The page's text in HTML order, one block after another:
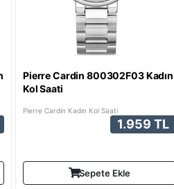
Pierre Cardin 800302F03 Kadın
Kol Saati
Pierre Cardin Kadın Kol Saati
1.959 TL
Sepete Ekle